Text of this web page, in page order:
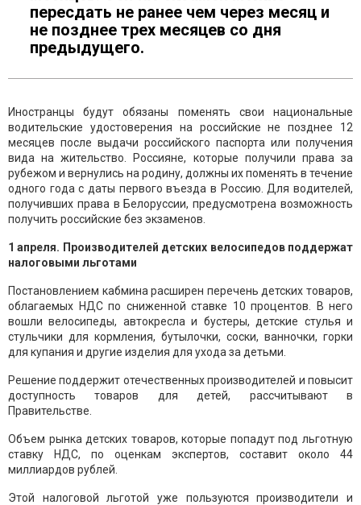
пересдать не ранее чем через месяц и
не позднее трех месяцев со дня
предыдущего.
Иностранцы будут обязаны поменять свои национальные
водительские удостоверения на российские не позднее 12
месяцев после выдачи российского паспорта или получения
вида на жительство. Россияне, которые получили права за
рубежом и вернулись на родину, должны их поменять в течение
одного года с даты первого въезда в Россию. Для водителей,
получивших права в Белоруссии, предусмотрена возможность
получить российские без экзаменов.
1 апреля. Производителей детских велосипедов поддержат
налоговыми льготами
Постановлением кабмина расширен перечень детских товаров,
облагаемых НДС по сниженной ставке 10 процентов. В него
вошли велосипеды, автокресла и бустеры, детские стулья и
стульчики для кормления, бутылочки, соски, ванночки, горки
для купания и другие изделия для ухода за детьми.
Решение поддержит отечественных производителей и повысит
доступность товаров для детей, рассчитывают в
Правительстве.
Объем рынка детских товаров, которые попадут под льготную
ставку НДС, по оценкам экспертов, составит около 44
миллиардов рублей.
Этой налоговой льготой уже пользуются производители и